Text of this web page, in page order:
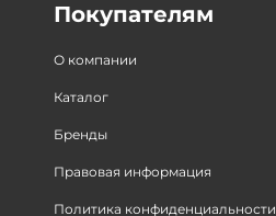
Покупателям
О компании
Каталог
Бренды
Правовая информация
Политика конфиденциальности